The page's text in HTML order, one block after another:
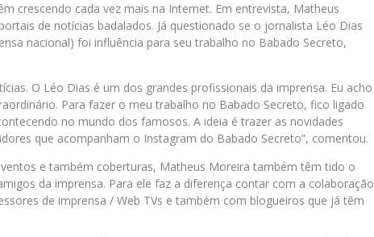
crescendo cada vez mais na Internet. Em entrevista, Matheus
de notícias badalados. Já questionado se o jornalista Léo Dias
nacional) foi influência para seu trabalho no Babado Secreto,
O Léo Dias é um dos grandes profissionais da imprensa. Eu acho
Para fazer o meu trabalho no Babado Secreto, fico ligado
no mundo dos famosos. A ideia é trazer as novidades
que acompanham o Instagram do Babado Secreto”, comentou.
e também coberturas, Matheus Moreira também têm tido o
da imprensa. Para ele faz a diferença contar com a colaboração
de imprensa / Web TVs e também com blogueiros que já têm